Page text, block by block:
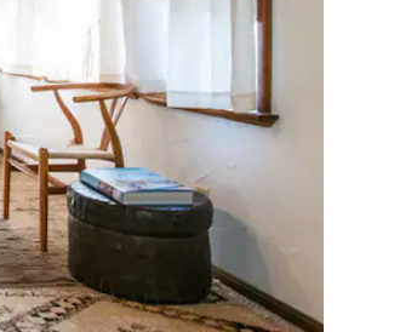
して検索結果を確認することができます。